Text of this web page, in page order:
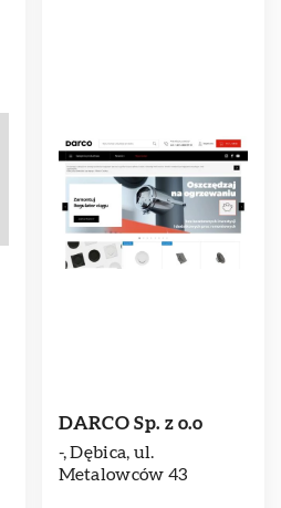
DARCO Sp. z o.o
-, Dębica, ul.
Metalowców 43